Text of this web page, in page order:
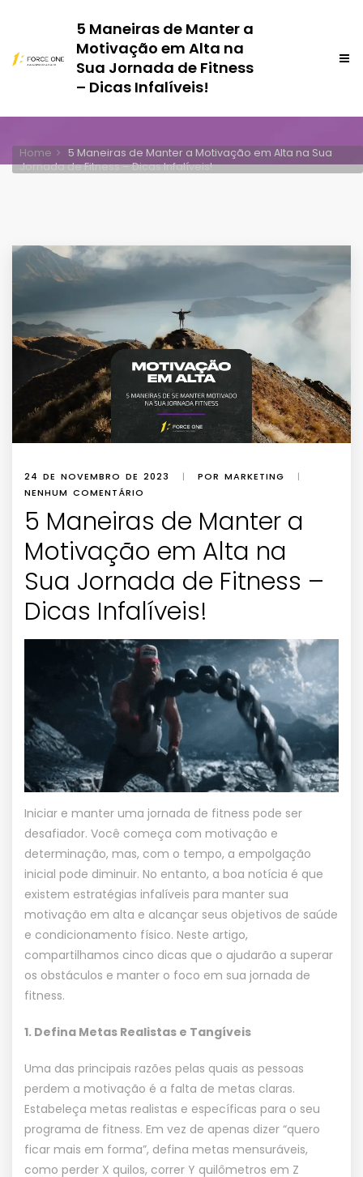
5 Maneiras de Manter a
Motivação em Alta na
Sua Jornada de Fitness
– Dicas Infalíveis!
Home
5 Maneiras de Manter a Motivação em Alta na Sua
Jornada de Fitness – Dicas Infalíveis!
24 DE NOVEMBRO DE 2023 | POR MARKETING
|
NENHUM COMENTÁRIO
5 Maneiras de Manter a
Motivação em Alta na
Sua Jornada de Fitness –
Dicas Infalíveis!
Iniciar e manter uma jornada de fitness pode ser
desafiador. Você começa com motivação e
determinação, mas, com o tempo, a empolgação
inicial pode diminuir. No entanto, a boa notícia é que
existem estratégias infalíveis para manter sua
motivação em alta e alcançar seus objetivos de saúde
e condicionamento físico. Neste artigo,
compartilhamos cinco dicas que o ajudarão a superar
os obstáculos e manter o foco em sua jornada de
fitness.
1. Defina Metas Realistas e Tangíveis
Uma das principais razões pelas quais as pessoas
perdem a motivação é a falta de metas claras.
Estabeleça metas realistas e específicas para o seu
programa de fitness. Em vez de apenas dizer “quero
ficar mais em forma”, defina metas mensuráveis,
como perder X quilos, correr Y quilômetros em Z